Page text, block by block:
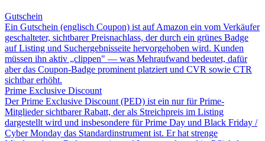
Gutschein
Ein Gutschein (englisch Coupon) ist auf Amazon ein vom Verkäufer
geschalteter, sichtbarer Preisnachlass, der durch ein grünes Badge
auf Listing und Suchergebnisseite hervorgehoben wird. Kunden
müssen ihn aktiv „clippen" — was Mehraufwand bedeutet, dafür
aber das Coupon-Badge prominent platziert und CVR sowie CTR
sichtbar erhöht.
Prime Exclusive Discount
Der Prime Exclusive Discount (PED) ist ein nur für Prime-
Mitglieder sichtbarer Rabatt, der als Streichpreis im Listing
dargestellt wird und insbesondere für Prime Day und Black Friday /
Cyber Monday das Standardinstrument ist. Er hat strenge